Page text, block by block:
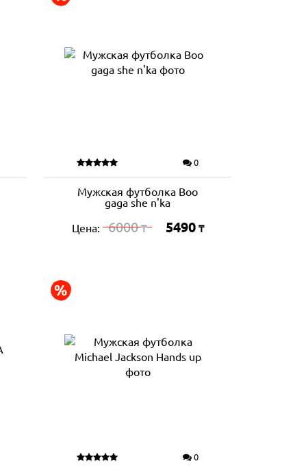
0
Мужская футболка Boo
gaga she n'ka
Цена: 6000₸ 5490 ₸
0